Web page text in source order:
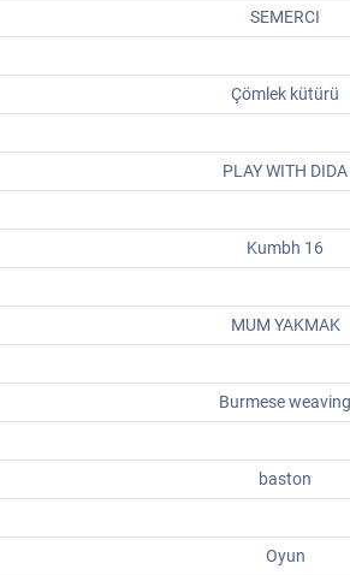
SEMERCI
Çömlek kütürü
PLAY WITH DIDA
Kumbh 16
MUM YAKMAK
Burmese weaving
baston
Oyun